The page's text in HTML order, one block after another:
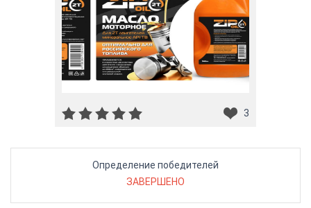
3
Определение победителей
ЗАВЕРШЕНО